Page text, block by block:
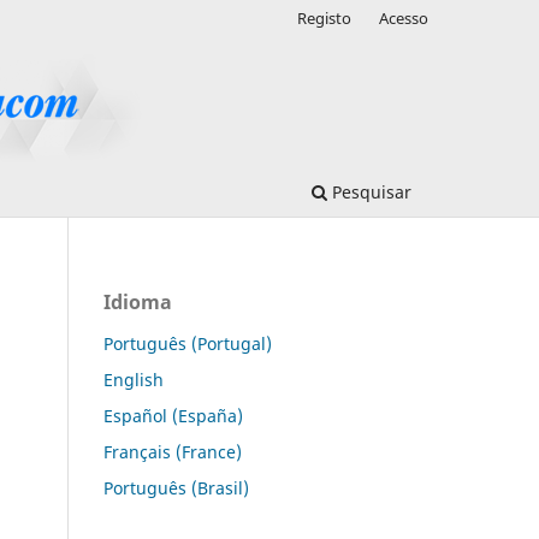
Pesquisar
Registo Acesso
Idioma
Português (Portugal)
English
Español (España)
Français (France)
Português (Brasil)